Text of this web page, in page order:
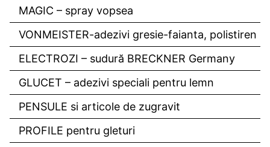
MAGIC – spray vopsea
VONMEISTER-adezivi gresie-faianta, polistiren
ELECTROZI – sudură BRECKNER Germany
GLUCET – adezivi speciali pentru lemn
PENSULE si articole de zugravit
PROFILE pentru gleturi